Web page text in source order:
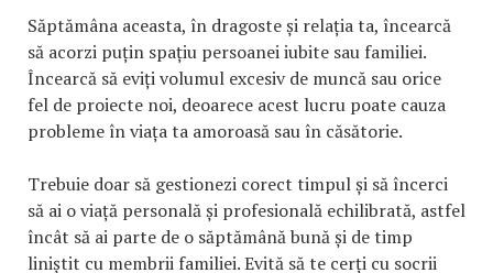
Săptămâna aceasta, în dragoste și relația ta, încearcă
să acorzi puțin spațiu persoanei iubite sau familiei.
Încearcă să eviți volumul excesiv de muncă sau orice
fel de proiecte noi, deoarece acest lucru poate cauza
probleme în viața ta amoroasă sau în căsătorie.
Trebuie doar să gestionezi corect timpul și să încerci
să ai o viață personală și profesională echilibrată, astfel
încât să ai parte de o săptămână bună și de timp
liniștit cu membrii familiei. Evită să te cerți cu socrii